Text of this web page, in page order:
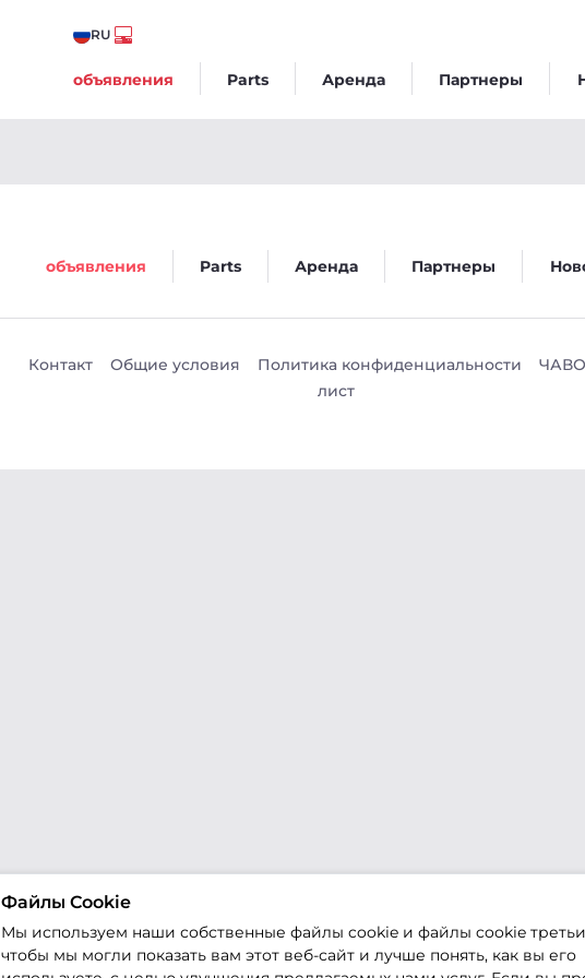
RU
объявления Parts Аренда Партнеры
Файлы Cookie
Мы используем наши собственные файлы cookie и файлы cookie
чтобы мы могли показать вам этот веб-сайт и лучше понять, как вы его
объявления Parts Аренда Партнеры
Контакт Общие условия Политика конфиденциальности ЧАВО
лист